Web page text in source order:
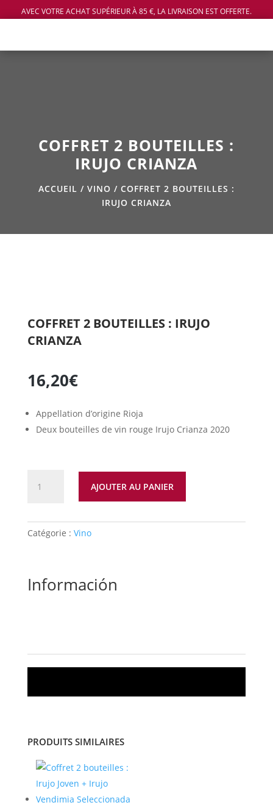
AVEC VOTRE ACHAT SUPÉRIEUR À 85 €, LA LIVRAISON EST OFFERTE.
COFFRET 2 BOUTEILLES :
IRUJO CRIANZA
ACCUEIL / VINO / COFFRET 2 BOUTEILLES :
IRUJO CRIANZA
COFFRET 2 BOUTEILLES : IRUJO
CRIANZA
16,20€
Appellation d’origine Rioja
Deux bouteilles de vin rouge Irujo Crianza 2020
bouteilles
AJOUTER AU PANIER
Catégorie : Vino
Información
PRODUITS SIMILAIRES